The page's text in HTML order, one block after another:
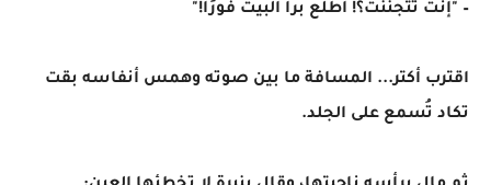
– "إنت تتجننت؟! اطلع برا البيت فورًا!"
اقترب أكتر... المسافة ما بين صوته وهمس أنفاسه بقت
تكاد تُسمع على الجلد.